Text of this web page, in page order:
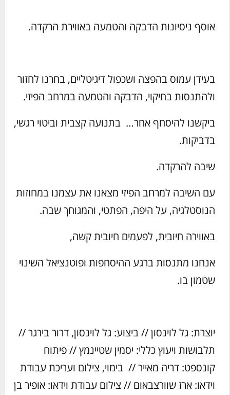
אוסף ניסיונות הדבקה והטמעה באווירת הרקדה.
בעידן עמוס בהפצה ושכפול דיגיטליים, בחרנו לחזור
ולהתנסות בחיקוי, הדבקה והטמעה במרחב הפיזי.
ביקשנו להיסחף אחר… בתנועה קצבית וביטוי רגשי,
בדביקות.
שיבה להרקדה.
עם השיבה למרחב הפיזי מצאנו את עצמנו במחוזות
הנוסטלגיה, על היפה, הפתטי, והמגוחך שבה.
באווירה חיובית, לפעמים חיובית קשה,
אנחנו מתנסות ברגע ההיסחפות ופוטנציאל השינוי
שטמון בו.
יוצרת: גל לוינסון // ביצוע: גל לוינסון, דרור בירגר //
תלבושות ויעוץ כללי: יסמין שטיינמץ // פיתוח
קונספט: דריה מאייר // בימוי, צילום ועריכת עבודת
וידאו: ארז שוורצבאום // צילום עבודת וידאו: אופיר בן